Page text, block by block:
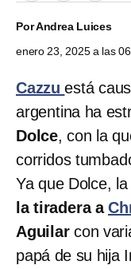
PorAndrea Luices
enero 23, 2025 a las
Cazzuestá
argentina ha
Dolce, con la
corridos
Ya que Dolce,
la tiradera a
Aguilar con
papá de su hija